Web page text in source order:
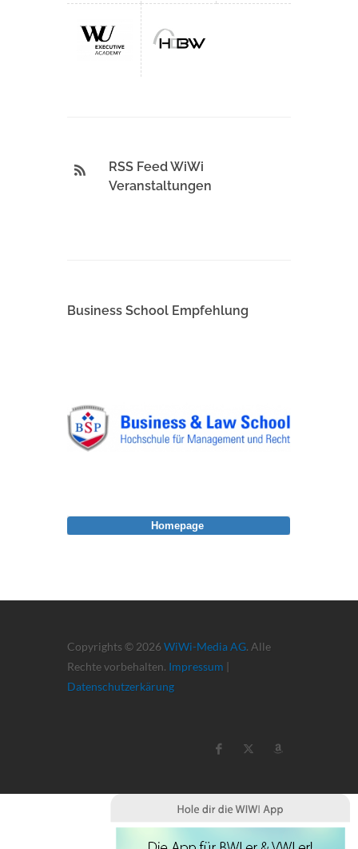
RSS Feed WiWi
Veranstaltungen
Business School Empfehlung
Copyrights © 2026 WiWi-Media AG. Alle
Rechte vorbehalten. Impressum |
Datenschutzerkärung
Homepage